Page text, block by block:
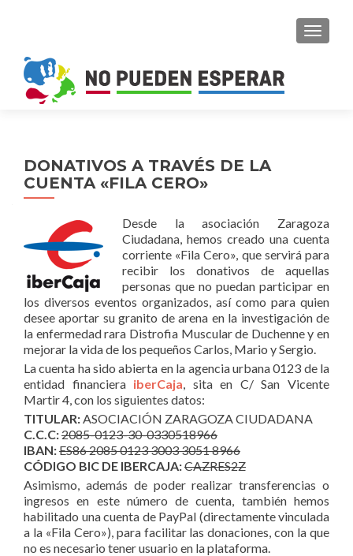
DONATIVOS A TRAVÉS DE LA
CUENTA «FILA CERO»
Desde la asociación Zaragoza
Ciudadana, hemos creado una cuenta
corriente «Fila Cero», que servirá para
recibir los donativos de aquellas
personas que no puedan participar en
los diversos eventos organizados, así como para quien
desee aportar su granito de arena en la investigación de
la enfermedad rara Distrofia Muscular de Duchenne y en
mejorar la vida de los pequeños Carlos, Mario y Sergio.
La cuenta ha sido abierta en la agencia urbana 0123 de la
entidad financiera iberCaja, sita en C/ San Vicente
Martir 4, con los siguientes datos:
TITULAR:ASOCIACIÓN ZARAGOZA CIUDADANA
C.C.C:2085-0123-30-0330518966
IBAN:ES86 2085 0123 3003 3051 8966
CÓDIGO BIC DE IBERCAJA:CAZRES2Z
Asimismo, además de poder realizar transferencias o
ingresos en este número de cuenta, también hemos
habilitado una cuenta de PayPal (directamente vinculada
a la «Fila Cero»), para facilitar las donaciones, con la que
no es necesario tener usuario en la plataforma.